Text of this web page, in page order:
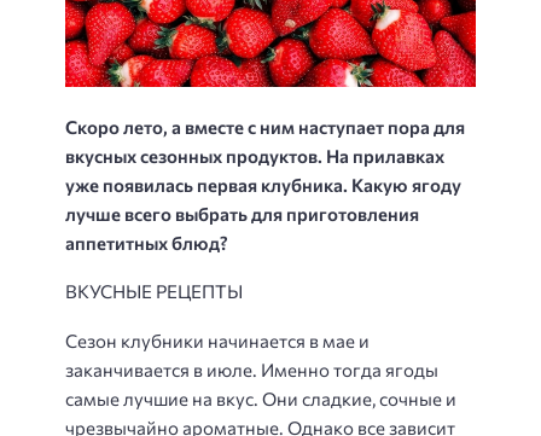
Скоро лето, а вместе с ним наступает пора для
вкусных сезонных продуктов. На прилавках
уже появилась первая клубника. Какую ягоду
лучше всего выбрать для приготовления
аппетитных блюд?
ВКУСНЫЕ РЕЦЕПТЫ
Сезон клубники начинается в мае и
заканчивается в июле. Именно тогда ягоды
самые лучшие на вкус. Они сладкие, сочные и
чрезвычайно ароматные. Однако все зависит